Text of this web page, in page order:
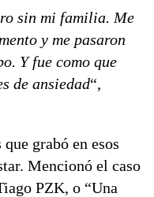
sin mi familia. Me
y me pasaron
Y fue como que
de ansiedad“,
grabó en esos
Mencionó el caso
PZK, o “Una